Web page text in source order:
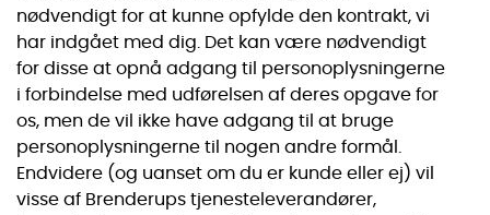
nødvendigt for at kunne opfylde den kontrakt, vi
har indgået med dig. Det kan være nødvendigt
for disse at opnå adgang til personoplysningerne
i forbindelse med udførelsen af deres opgave for
os, men de vil ikke have adgang til at bruge
personoplysningerne til nogen andre formål.
Endvidere (og uanset om du er kunde eller ej) vil
visse af Brenderups tjenesteleverandører,